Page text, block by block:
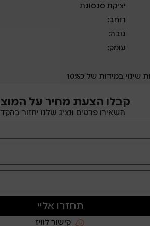
יציקת סגסוגת
רוחב:
גובה:
עומק:
במידות של כ10%
קבלו הצעת מחיר על
השאירו פרטים ונציג שלנו יחזור
תחזרו אליי
קישור לוויז